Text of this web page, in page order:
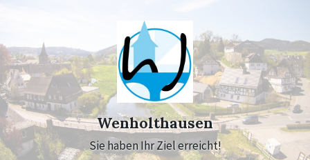
navigation
Wenholthausen
Sie haben Ihr Ziel erreicht!